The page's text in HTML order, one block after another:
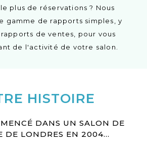
plus de réservations ? Nous
gamme de rapports simples, y
de ventes, pour vous
de l'activité de votre salon.
HISTOIRE
DANS UN SALON DE
DE LONDRES EN 2004...